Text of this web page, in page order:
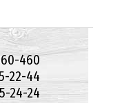
460
22-44
24-24